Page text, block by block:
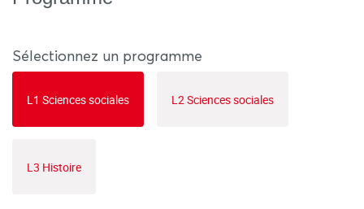
Sélectionnez un programme
L1 Sciences sociales L2 Sciences sociales
L3 Histoire